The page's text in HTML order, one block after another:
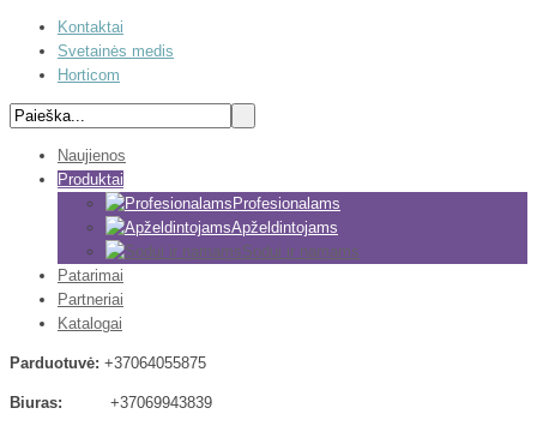
Kontaktai
Svetainės medis
Horticom
Naujienos
Produktai
Profesionalams
Apželdintojams
Sodui ir namams
Patarimai
Partneriai
Katalogai
Parduotuvė: +37064055875
Biuras: +37069943839